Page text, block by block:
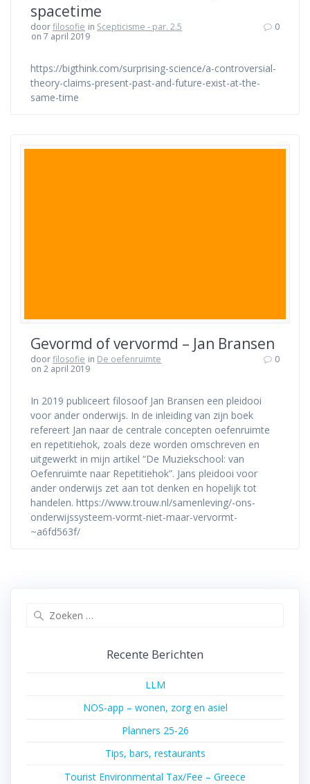
spacetime
doorfilosofie in Scepticisme - par. 2.5
on 7 april 2019
0
https://bigthink.com/surprising-science/a-controversial-
theory-claims-present-past-and-future-exist-at-the-
same-time
Gevormd of vervormd – Jan Bransen
doorfilosofie in De oefenruimte
on 2 april 2019
0
In 2019 publiceert filosoof Jan Bransen een pleidooi
voor ander onderwijs. In de inleiding van zijn boek
refereert Jan naar de centrale concepten oefenruimte
en repetitiehok, zoals deze worden omschreven en
uitgewerkt in mijn artikel “De Muziekschool: van
Oefenruimte naar Repetitiehok”. Jans pleidooi voor
ander onderwijs zet aan tot denken en hopelijk tot
handelen. https://www.trouw.nl/samenleving/-ons-
onderwijssysteem-vormt-niet-maar-vervormt-
~a6fd563f/
Recente Berichten
LLM
NOS-app – wonen, zorg en asiel
Planners 25-26
Tips, bars, restaurants
Tourist Environmental Tax/Fee – Greece